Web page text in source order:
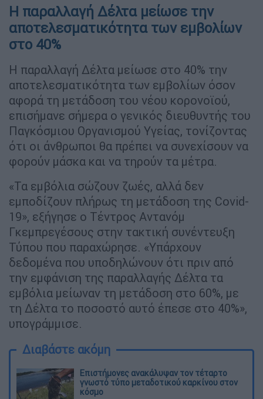
Η παραλλαγή Δέλτα μείωσε την
αποτελεσματικότητα των εμβολίων
στο 40%
Η παραλλαγή Δέλτα μείωσε στο 40% την
αποτελεσματικότητα των εμβολίων όσον
αφορά τη μετάδοση του νέου κορονοϊού,
επισήμανε σήμερα ο γενικός διευθυντής του
Παγκόσμιου Οργανισμού Υγείας, τονίζοντας
ότι οι άνθρωποι θα πρέπει να συνεχίσουν να
φορούν μάσκα και να τηρούν τα μέτρα.
«Τα εμβόλια σώζουν ζωές, αλλά δεν
εμποδίζουν πλήρως τη μετάδοση της Covid-
19», εξήγησε ο Τέντρος Αντανόμ
Γκεμπρεγέσους στην τακτική συνέντευξη
Τύπου που παραχώρησε. «Υπάρχουν
δεδομένα που υποδηλώνουν ότι πριν από
την εμφάνιση της παραλλαγής Δέλτα τα
εμβόλια μείωναν τη μετάδοση στο 60%, με
τη Δέλτα το ποσοστό αυτό έπεσε στο 40%»,
υπογράμμισε.
Διαβάστε ακόμη
Επιστήμονες ανακάλυψαν τον τέταρτο
γνωστό τύπο μεταδοτικού καρκίνου στον
κόσμο